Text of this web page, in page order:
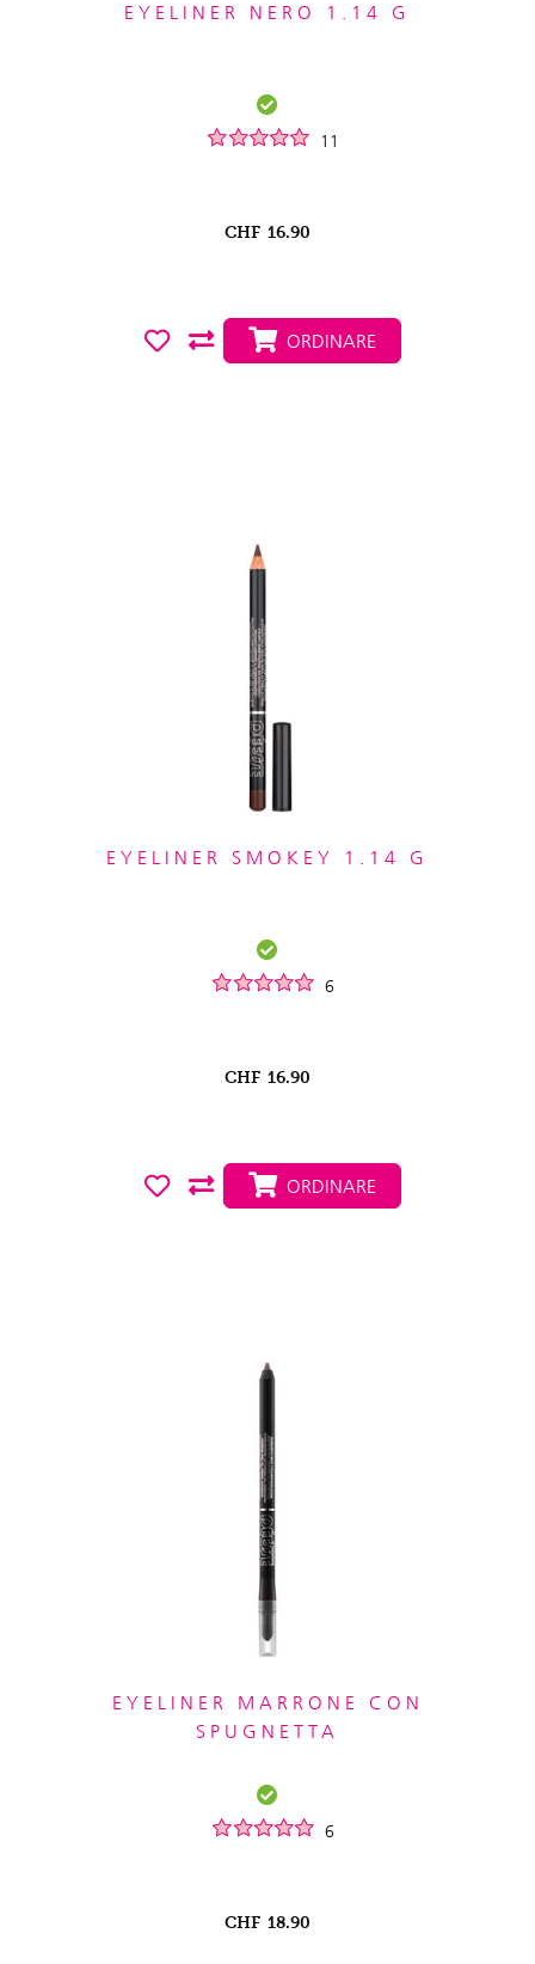
EYELINER NERO 1.14 G
11
CHF 16.90
ORDINARE
EYELINER SMOKEY 1.14 G
6
CHF 16.90
ORDINARE
EYELINER MARRONE CON
SPUGNETTA
6
CHF 18.90